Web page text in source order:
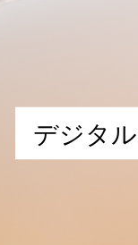
デジタ ル